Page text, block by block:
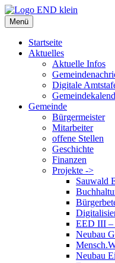
Zum
Inhalt
springen
Menü
Startseite
Aktuelles
Aktuelle Infos
Digitale
Gemeinde
Bürgermeister
Mitarbeiter
offene Stellen
Geschichte
Finanzen
Projekte ->
Sauwald
EED III –
Neubau
Neubau